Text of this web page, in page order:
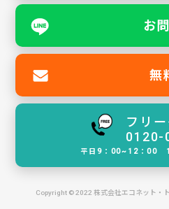
お
無
フリ
0120-
平日9：00~12：00
Copyright © 2022 株式会社エコネット・